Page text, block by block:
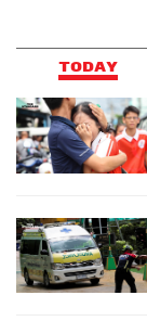
พิสูจน์อักษร: ลัก
TAGS:
TODAY